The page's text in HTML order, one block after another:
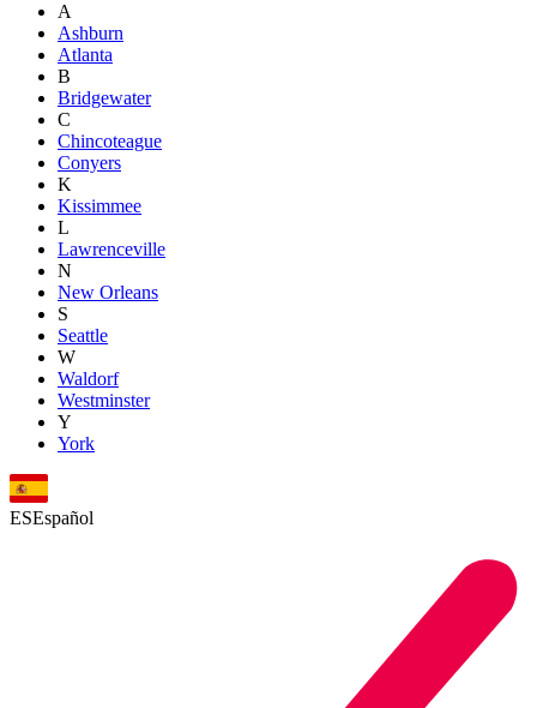
A
Ashburn
Atlanta
B
Bridgewater
C
Chincoteague
Conyers
K
Kissimmee
L
Lawrenceville
N
New Orleans
S
Seattle
W
Waldorf
Westminster
Y
York
ESEspañol